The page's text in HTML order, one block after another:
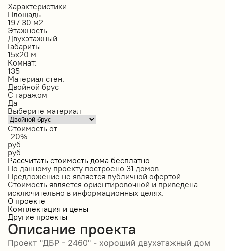
Характеристики
Площадь
197.30 м2
Этажность
Двухэтажный
Габариты
15х20 м
Комнат:
135
Материал стен:
Двойной брус
С гаражом
Да
Выберите материал
Стоимость от
-20%
руб
руб
Рассчитать стоимость дома бесплатно
По данному проекту построено 31 домов
Предложение не является публичной офертой.
Стоимость является ориентировочной и приведена
исключительно в информационных целях.
О проекте
Комплектация и цены
Другие проекты
Описание проекта
Проект "ДБР - 2460" - хороший двухэтажный дом